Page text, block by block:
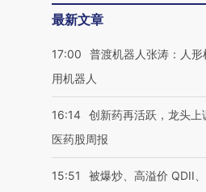
最新文章
17:00
普渡机器人张涛：人
用机器人
16:14 创新药再活跃，龙头上
医药股周报
15:51
被爆炒、高溢价 QDII